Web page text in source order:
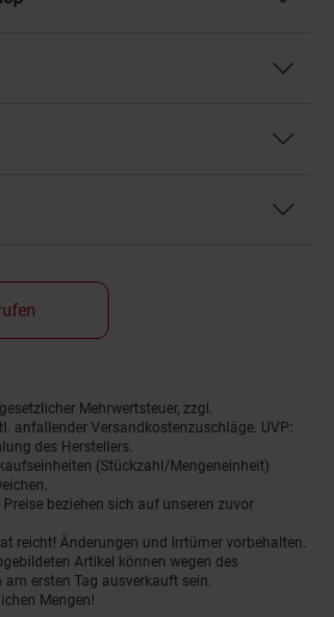
Mehrwertsteuer, zzgl.
anfallender Versandkostenzuschläge. UVP:
des Herstellers.
(Stückzahl/Mengeneinheit)
beziehen sich auf unseren zuvor
reicht! Änderungen und Irrtümer vorbehalten.
Artikel können wegen des
ersten Tag ausverkauft sein.
Mengen!